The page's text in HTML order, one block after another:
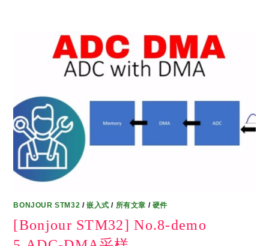
BONJOUR STM32 /嵌入式 / 所有文章 / 硬件
[Bonjour STM32] No.8-demo